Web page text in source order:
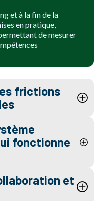
et à la fin de la
en pratique,
de mesurer
frictions
fonctionne
et